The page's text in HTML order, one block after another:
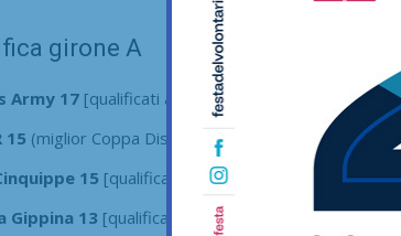
girone A
Army 17 [qualificati ai quarti di Champions Cup
15 (miglior Coppa Disciplina) [qualificati ai quarti di
15 [qualificati ai quarti di Champions Cup
Gippina 13 [qualificati ai quarti di Champions Cup